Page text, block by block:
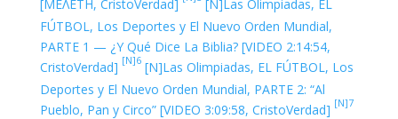
[ΜΕΛΕΤΗ, CristoVerdad]
[N]Las Olimpiadas, EL
FÚTBOL, Los Deportes y El Nuevo Orden Mundial,
PARTE 1 — ¿Y Qué Dice La Biblia? [VIDEO 2:14:54,
CristoVerdad] [N]6[N]Las Olimpiadas, EL FÚTBOL, Los
Deportes y El Nuevo Orden Mundial, PARTE 2: “Al
Pueblo, Pan y Circo” [VIDEO 3:09:58, CristoVerdad] [N]7